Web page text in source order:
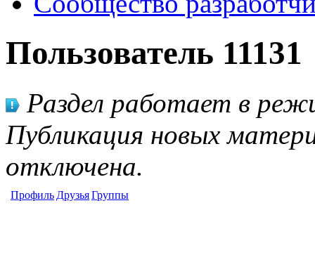
Пользователь 11131
Раздел работает в
Публикация новых
отключена.
Профиль ДрузьяГруппы